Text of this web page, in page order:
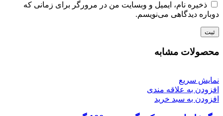
ذخیره نام، ایمیل و وبسایت من در مرورگر برای زمانی که
دوباره دیدگاهی می‌نویسم.
محصولات مشابه
نمایش سریع
افزودن به علاقه مندی
افزودن به سبد خرید